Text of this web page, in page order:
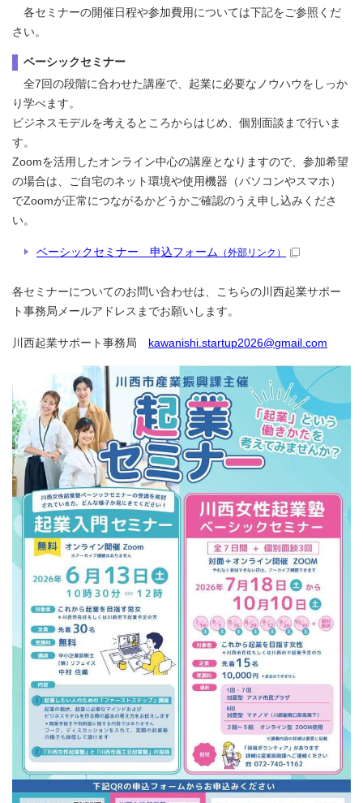
各セミナーの開催日程や参加費用については下記をご参照くだ
さい。
ベーシックセミナー
全7回の段階に合わせた講座で、起業に必要なノウハウをしっか
り学べます。
ビジネスモデルを考えるところからはじめ、個別面談まで行いま
す。
Zoomを活用したオンライン中心の講座となりますので、参加希望
の場合は、ご自宅のネット環境や使用機器（パソコンやスマホ）
でZoomが正常につながるかどうかご確認のうえ申し込みくださ
い。
ベーシックセミナー 申込フォーム （外部リンク）
各セミナーについてのお問い合わせは、こちらの川西起業サポー
ト事務局メールアドレスまでお願いします。
川西起業サポート事務局 kawanishi.startup2026@gmail.com